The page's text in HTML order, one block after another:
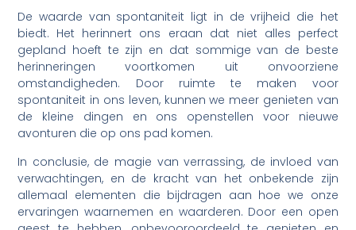
De waarde van spontaniteit ligt in de vrijheid die het
biedt. Het herinnert ons eraan dat niet alles perfect
gepland hoeft te zijn en dat sommige van de beste
herinneringen voortkomen uit onvoorziene
omstandigheden. Door ruimte te maken voor
spontaniteit in ons leven, kunnen we meer genieten van
de kleine dingen en ons openstellen voor nieuwe
avonturen die op ons pad komen.
In conclusie, de magie van verrassing, de invloed van
verwachtingen, en de kracht van het onbekende zijn
allemaal elementen die bijdragen aan hoe we onze
ervaringen waarnemen en waarderen. Door een open